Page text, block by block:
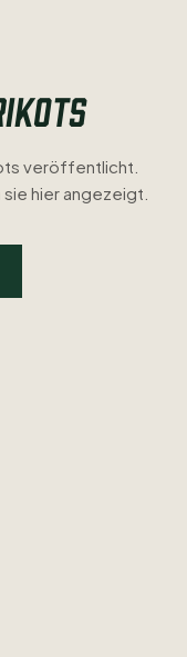
veröffentlicht.
hier angezeigt.